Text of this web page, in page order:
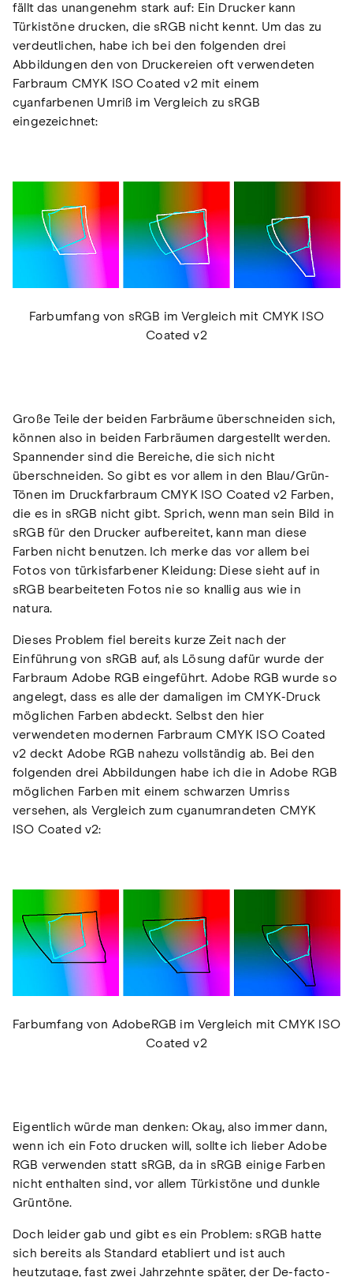
fällt das unangenehm stark auf: Ein Drucker kann
Türkistöne drucken, die sRGB nicht kennt. Um das zu
verdeutlichen, habe ich bei den folgenden drei
Abbildungen den von Druckereien oft verwendeten
Farbraum CMYK ISO Coated v2 mit einem
cyanfarbenen Umriß im Vergleich zu sRGB
eingezeichnet:
Farbumfang von sRGB im Vergleich mit CMYK ISO
Coated v2
Große Teile der beiden Farbräume überschneiden sich,
können also in beiden Farbräumen dargestellt werden.
Spannender sind die Bereiche, die sich nicht
überschneiden. So gibt es vor allem in den Blau/Grün-
Tönen im Druckfarbraum CMYK ISO Coated v2 Farben,
die es in sRGB nicht gibt. Sprich, wenn man sein Bild in
sRGB für den Drucker aufbereitet, kann man diese
Farben nicht benutzen. Ich merke das vor allem bei
Fotos von türkisfarbener Kleidung: Diese sieht auf in
sRGB bearbeiteten Fotos nie so knallig aus wie in
natura.
Dieses Problem fiel bereits kurze Zeit nach der
Einführung von sRGB auf, als Lösung dafür wurde der
Farbraum Adobe RGB eingeführt. Adobe RGB wurde so
angelegt, dass es alle der damaligen im CMYK-Druck
möglichen Farben abdeckt. Selbst den hier
verwendeten modernen Farbraum CMYK ISO Coated
v2 deckt Adobe RGB nahezu vollständig ab. Bei den
folgenden drei Abbildungen habe ich die in Adobe RGB
möglichen Farben mit einem schwarzen Umriss
versehen, als Vergleich zum cyanumrandeten CMYK
ISO Coated v2:
Farbumfang von AdobeRGB im Vergleich mit CMYK ISO
Coated v2
Eigentlich würde man denken: Okay, also immer dann,
wenn ich ein Foto drucken will, sollte ich lieber Adobe
RGB verwenden statt sRGB, da in sRGB einige Farben
nicht enthalten sind, vor allem Türkistöne und dunkle
Grüntöne.
Doch leider gab und gibt es ein Problem: sRGB hatte
sich bereits als Standard etabliert und ist auch
heutzutage, fast zwei Jahrzehnte später, der De-facto-